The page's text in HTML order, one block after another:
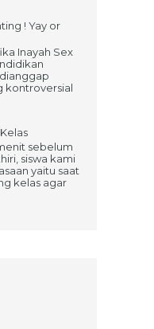
! Yay or
Inayah Sex
kontroversial
sebelum
siswa kami
yaitu saat
kelas agar